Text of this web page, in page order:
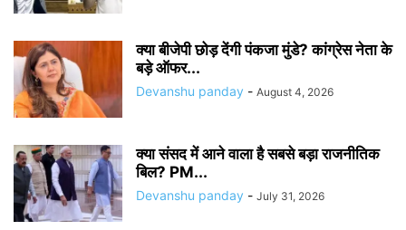
क्या बीजेपी छोड़ देंगी पंकजा मुंडे? कांग्रेस नेता के
बड़े ऑफर...
Devanshu panday - August 4, 2026
क्या संसद में आने वाला है सबसे बड़ा राजनीतिक
बिल? PM...
Devanshu panday - July 31, 2026